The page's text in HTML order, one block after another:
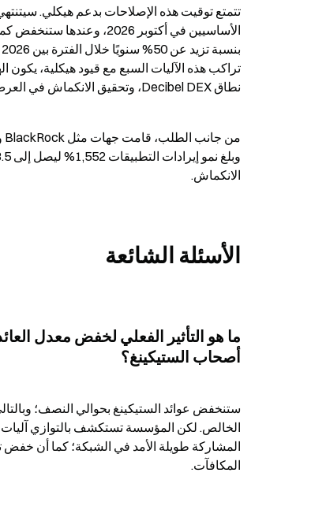
نطاق Decibel DEX، وتحقيق الانكماش في العرض.
الانكماش.
الأسئلة الشائعة
أصحاب الستيكينغ؟
المكافآت.